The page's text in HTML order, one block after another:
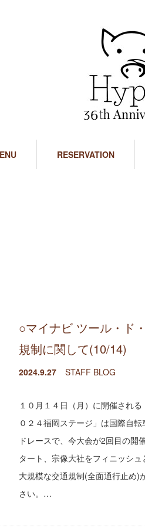
RESERVATION
○マイナビ ツール・ド
規制に関して(10/14)
2024.9.27 STAFF BLOG
１０月１４日（月）に開催され
０２４福岡ステージ」は国際自
ドレースで、今大会が2回目の開
タート、宗像大社をフィニッシュ
大規模な交通規制(全面通行止め)
さい。…